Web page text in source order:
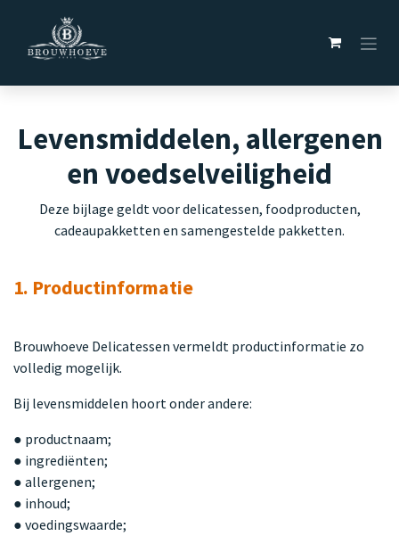
Overslaan naar inhoud
Levensmiddelen, allergenen
en voedselveiligheid
Deze bijlage geldt voor delicatessen, foodproducten,
cadeaupakketten en samengestelde pakketten.
1. Productinformatie
Brouwhoeve Delicatessen vermeldt productinformatie zo
volledig mogelijk.
Bij levensmiddelen hoort onder andere:
● productnaam;
● ingrediënten;
● allergenen;
● inhoud;
● voedingswaarde;